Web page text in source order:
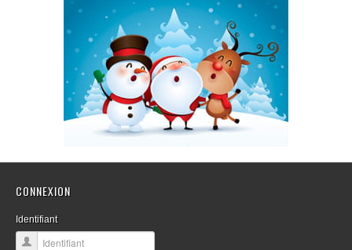
CONNEXION
Identifiant